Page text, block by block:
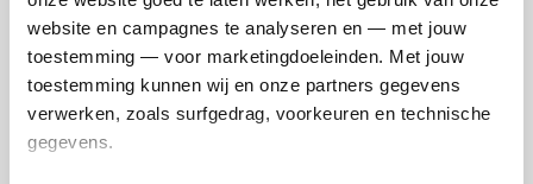
website en campagnes te analyseren en — met jouw
toestemming — voor marketingdoeleinden. Met jouw
toestemming kunnen wij en onze partners gegevens
verwerken, zoals surfgedrag, voorkeuren en technische
gegevens.